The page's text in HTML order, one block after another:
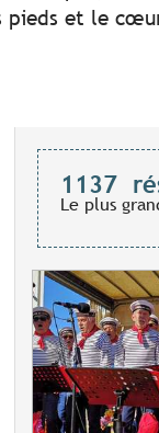
pieds et le
1137
Le plus